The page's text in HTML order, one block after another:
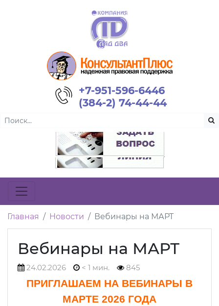
+7-951-596-6446
(384-2) 74-44-44
Главная Новости Вебинары на МАРТ
Вебинары на МАРТ
24.02.2026 < 1 мин. 845
ПРИГЛАШАЕМ НА ВЕБИНАРЫ В
МАРТЕ 2026 ГОДА